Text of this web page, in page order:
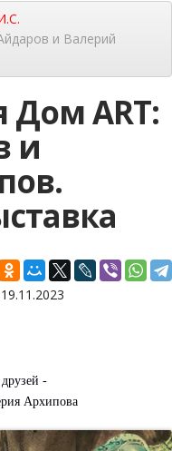
и Валерий
Дом ART:
и
19.11.2023
-
Архипова